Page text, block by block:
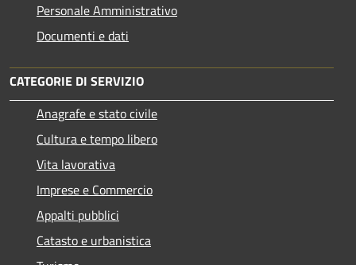
Personale Amministrativo
Documenti e dati
CATEGORIE DI SERVIZIO
Anagrafe e stato civile
Cultura e tempo libero
Vita lavorativa
Imprese e Commercio
Appalti pubblici
Catasto e urbanistica